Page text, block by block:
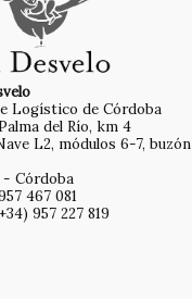
Logístico de Córdoba
del Río, km 4
L2, módulos 6-7, buzón
- Córdoba
467 081
957 227 819